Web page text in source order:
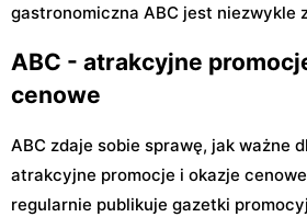
gastronomiczna ABC jest niezwykle
ABC - atrakcyjne
cenowe
ABC zdaje sobie sprawę, jak ważne
atrakcyjne promocje i okazje
regularnie publikuje gazetki